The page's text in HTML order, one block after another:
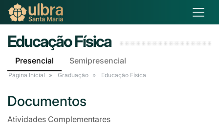
Educação Física
Presencial Semipresencial
Página Inicial Graduação Educação Física
Documentos
Atividades Complementares